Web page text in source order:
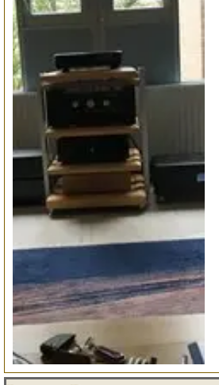
Block überspringen Letzte Posts